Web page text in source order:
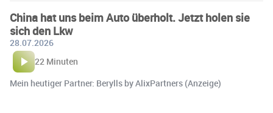
China hat uns beim Auto überholt. Jetzt holen sie
sich den Lkw
28.07.2026
22 Minuten
Mein heutiger Partner: Berylls by AlixPartners (Anzeige)